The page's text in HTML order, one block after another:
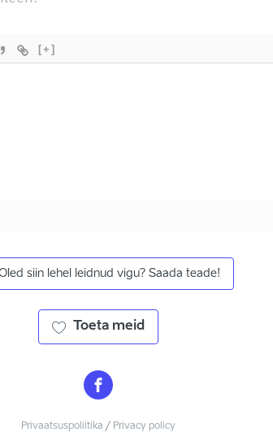
[+]
siin lehel leidnud vigu? Saada teade!
Toeta meid
Privaatsuspoliitika / Privacy policy